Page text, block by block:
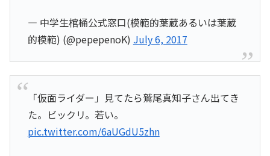
— 中学生棺桶公式窓口(模範的葉蔵あるいは葉蔵
的模範) (@pepepenoK) July 6, 2017
「仮面ライダー」見てたら鷲尾真知子さん出てき
た。ビックリ。若い。
pic.twitter.com/6aUGdU5zhn